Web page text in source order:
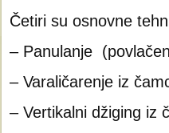
Četiri su osnovne
– Panulanje
– Varaličarenje iz
– Vertikalni džiging iz